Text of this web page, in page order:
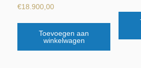
€18.900,00
Toevoegen aan
winkelwagen